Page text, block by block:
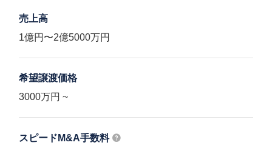
売上高
1億円〜2億5000万円
希望譲渡価格
3000万円 ~
スピードM&A手数料